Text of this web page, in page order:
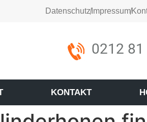
DatenschutzImpressum
0212
KONTAKT